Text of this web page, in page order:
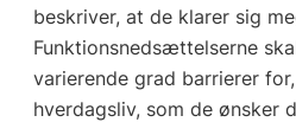
beskriver, at de klarer sig
Funktionsnedsættelserne
varierende grad barrierer
hverdagsliv, som de ønsker